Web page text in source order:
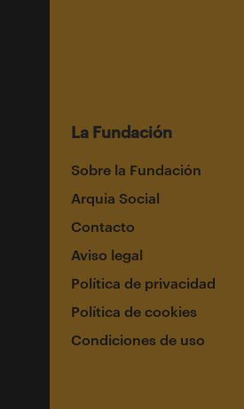
La Fundación
Sobre la Fundación
Arquia Social
Contacto
Aviso legal
Política de privacidad
Política de cookies
Condiciones de uso